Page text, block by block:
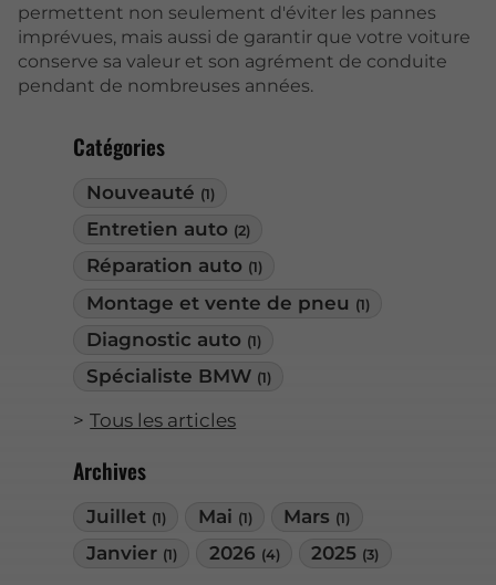
Catégories
Nouveauté (1)
Entretien auto (2)
Réparation auto (1)
Montage et vente de pneu (1)
Diagnostic auto (1)
Spécialiste BMW (1)
Tous les articles
Archives
Juillet (1) Mai (1) Mars (1)
Janvier (1) 2026 (4) 2025 (3)
permettent non seulement d'éviter les pannes
imprévues, mais aussi de garantir que votre voiture
conserve sa valeur et son agrément de conduite
pendant de nombreuses années.